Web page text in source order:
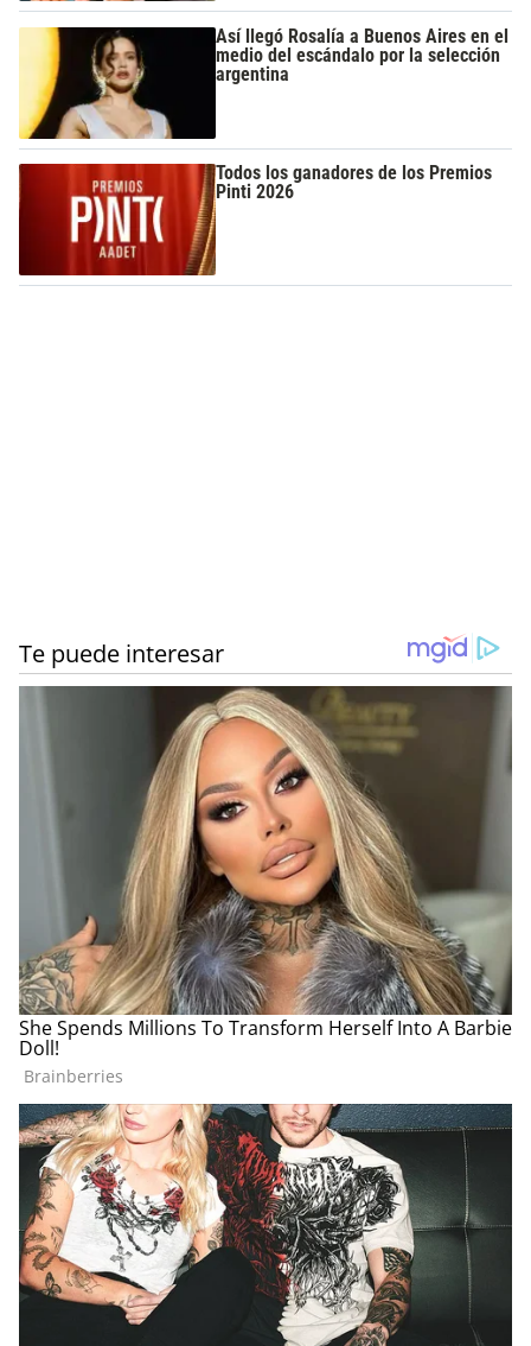
Así llegó Rosalía a Buenos Aires en el
medio del escándalo por la selección
argentina
Todos los ganadores de los Premios
Pinti 2026